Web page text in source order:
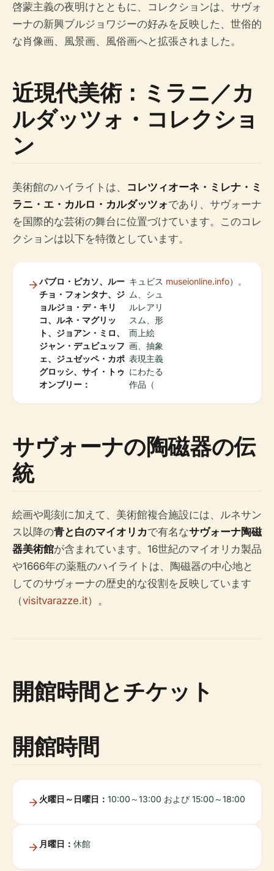
啓蒙主義の夜明けとともに、コレクションは、サヴォ
ーナの新興ブルジョワジーの好みを反映した、世俗的
な肖像画、風景画、風俗画へと拡張されました。
近現代美術：ミラニ／カ
ルダッツォ・コレクショ
ン
美術館のハイライトは、 コレツィオーネ・ミレナ・ミ
ラニ・エ・カルロ・カルダッツォであり、サヴォーナ
を国際的な芸術の舞台に位置づけています。このコレ
クションは以下を特徴としています。
パブロ・ピカソ、ルー
チョ・フォンタナ、ジ
ョルジョ・デ・キリ
コ、ルネ・マグリッ
ト、ジョアン・ミロ、
ジャン・デュビュッフ
ェ、ジュゼッペ・カポ
グロッシ、サイ・トゥ
オンブリー：
キュビス
ム、シュ
ルレアリ
スム、形
而上絵
画、抽象
表現主義
にわたる
作品（
museionline.info）。
サヴォーナの陶磁器の伝
統
絵画や彫刻に加えて、美術館複合施設には、ルネサン
ス以降の青と白のマイオリカで有名なサヴォーナ陶磁
器美術館が含まれています。16世紀のマイオリカ製品
や1666年の薬瓶のハイライトは、陶磁器の中心地と
してのサヴォーナの歴史的な役割を反映しています
（visitvarazze.it）。
開館時間とチケット
開館時間
火曜日～日曜日： 10:00～13:00 および 15:00～18:00
月曜日： 休館